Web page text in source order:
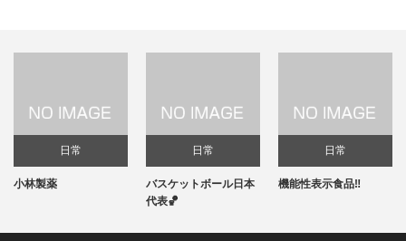
日常
小林製薬
日常
バスケットボール日本
代表🏀
日常
機能性表示食品‼️